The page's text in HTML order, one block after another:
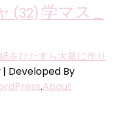
(32) 学マス_
をひたすら大量に作り
Developed By
.About